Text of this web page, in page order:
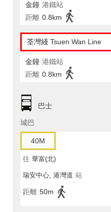
金鐘 港鐵站
距離 0.8km
荃灣綫 Tsuen Wan Line
金鐘 港鐵站
距離 0.8km
巴士
城巴
40M
往 華富(北)
瑞安中心, 港灣道 站
距離 50m